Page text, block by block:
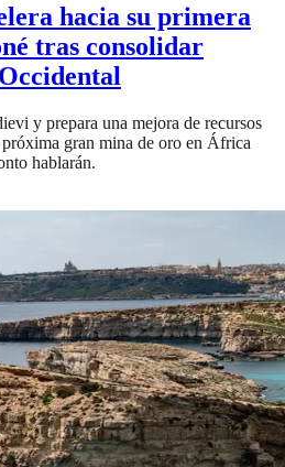
hacia su primera
tras consolidar
y prepara una mejora de recursos
gran mina de oro en África
hablarán.